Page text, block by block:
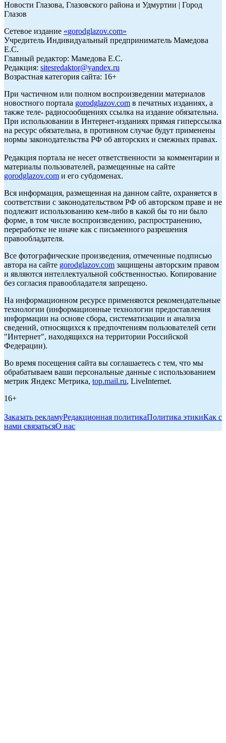
Новости Глазова, Глазовского района и Удмуртии | Город
Глазов
Сетевое издание «gorodglazov.com»
Учредитель Индивидуальный предприниматель Мамедова
Е.С.
Главный редактор: Мамедова Е.С.
Редакция: sitesredaktor@yandex.ru
Возрастная категория сайта: 16+
При частичном или полном воспроизведении материалов
новостного портала gorodglazov.com в печатных изданиях, а
также теле- радиосообщениях ссылка на издание обязательна.
При использовании в Интернет-изданиях прямая гиперссылка
на ресурс обязательна, в противном случае будут применены
нормы законодательства РФ об авторских и смежных правах.
Редакция портала не несет ответственности за комментарии и
материалы пользователей, размещенные на сайте
gorodglazov.com и его субдоменах.
Вся информация, размещенная на данном сайте, охраняется в
соответствии с законодательством РФ об авторском праве и не
подлежит использованию кем-либо в какой бы то ни было
форме, в том числе воспроизведению, распространению,
переработке не иначе как с письменного разрешения
правообладателя.
Все фотографические произведения, отмеченные подписью
автора на сайте gorodglazov.com защищены авторским правом
и являются интеллектуальной собственностью. Копирование
без согласия правообладателя запрещено.
На информационном ресурсе применяются рекомендательные
технологии (информационные технологии предоставления
информации на основе сбора, систематизации и анализа
сведений, относящихся к предпочтениям пользователей сети
"Интернет", находящихся на территории Российской
Федерации).
Во время посещения сайта вы соглашаетесь с тем, что мы
обрабатываем ваши персональные данные с использованием
метрик Яндекс Метрика, top.mail.ru, LiveInternet.
16+
Заказать рекламуРедакционная политикаПолитика этикиКак с
нами связатьсяО нас